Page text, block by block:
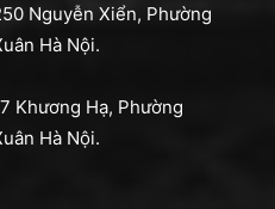
Nguyễn Xiển, Phường
Hà Nội.
Khương Hạ, Phường
Hà Nội.